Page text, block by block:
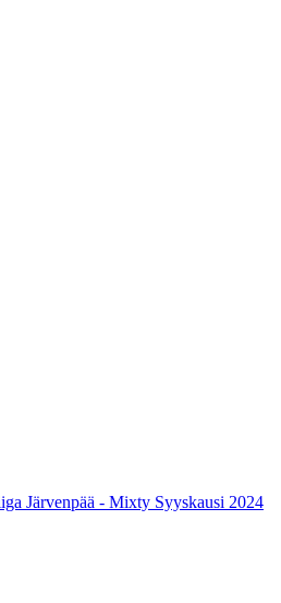
Järvenpää - Mixty Syyskausi 2024